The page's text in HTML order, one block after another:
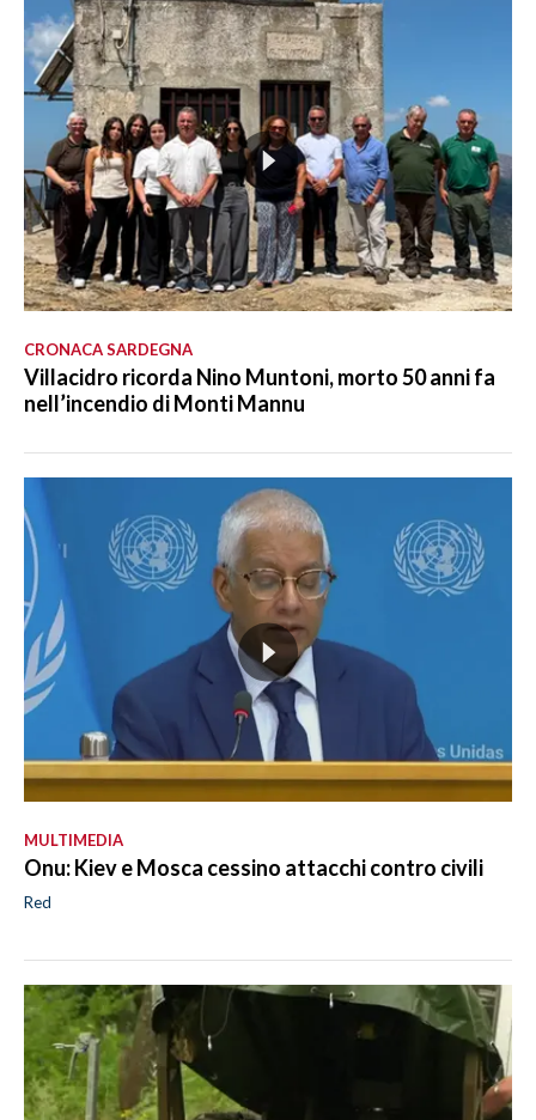
CRONACA SARDEGNA
Villacidro ricorda Nino Muntoni, morto 50 anni fa
nell’incendio di Monti Mannu
MULTIMEDIA
Onu: Kiev e Mosca cessino attacchi contro civili
Red